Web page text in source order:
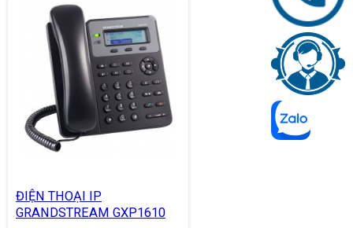
ĐIỆN THOẠI IP
GRANDSTREAM GXP1610